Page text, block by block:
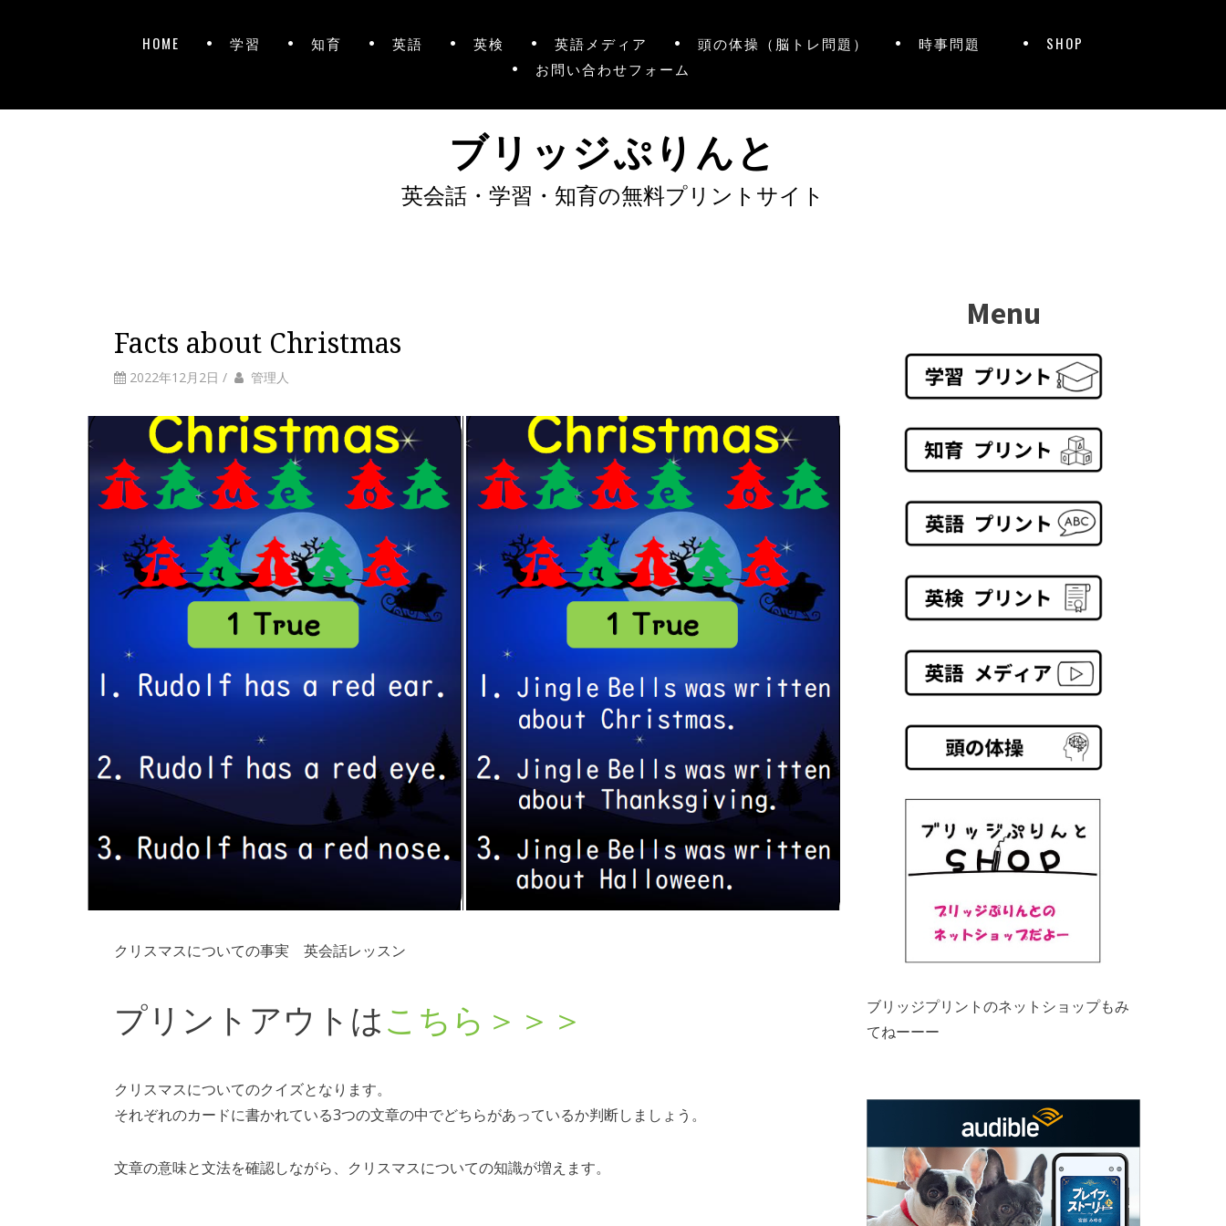
HOME 学習 知育 英語 英検 英語メディア 頭の体操（脳トレ問題） 時事問題
SHOP
お問い合わせフォーム
ブリッジぷりんと
英会話・学習・知育の無料プリントサイト
Facts about Christmas
2022年12月2日 / 管理人
クリスマスについての事実 英会話レッスン
プリントアウトはこちら＞＞＞
クリスマスについてのクイズとなります。
それぞれのカードに書かれている3つの文章の中でどちらがあっているか判断しましょう。
文章の意味と文法を確認しながら、クリスマスについての知識が増えます。
Menu
ブリッジプリントのネットショップもみ
てねーーー